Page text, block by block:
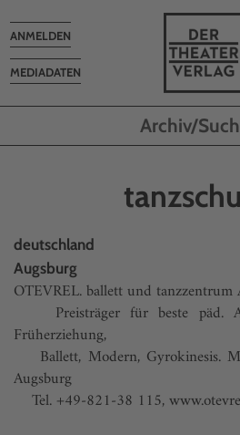
MEDIADATEN
Toggle
navigation
ANMELDEN
Archiv/
deutschland
Augsburg
OTEVREL. ballett und tanzzentrum
Preisträger für beste päd.
Früherziehung,
Ballett, Modern, Gyrokinesis.
Augsburg
Tel. +49-821-38 115,